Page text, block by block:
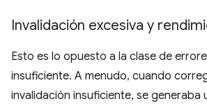
Invalidación excesiva y
Esto es lo opuesto a la clase de
insuficiente. A menudo, cuando
invalidación insuficiente, se generaba